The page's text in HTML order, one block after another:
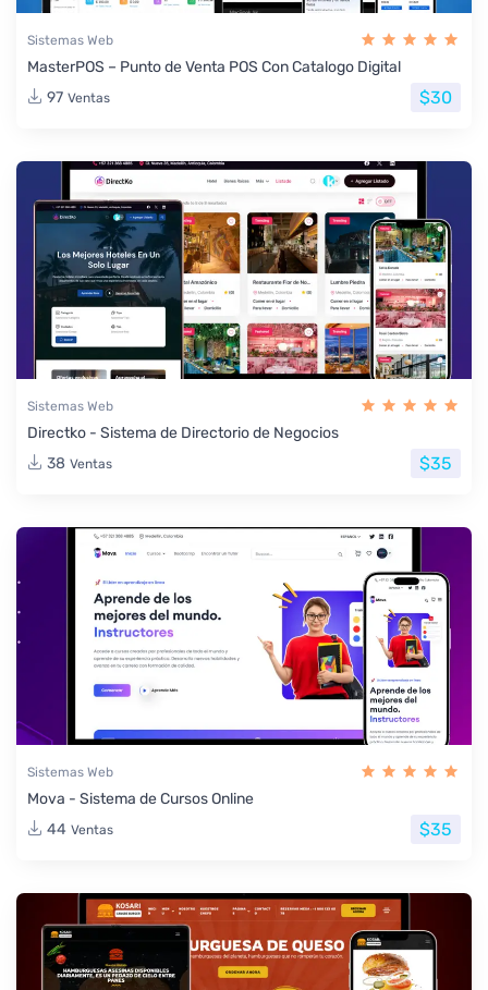
Sistemas Web
MasterPOS – Punto de Venta POS Con Catalogo Digital
97 Ventas $30
Sistemas Web
Directko - Sistema de Directorio de Negocios
38 Ventas $35
Sistemas Web
Mova - Sistema de Cursos Online
44 Ventas $35